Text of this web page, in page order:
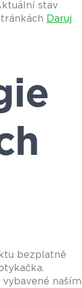
stav
Daruj
bezplatně
naším